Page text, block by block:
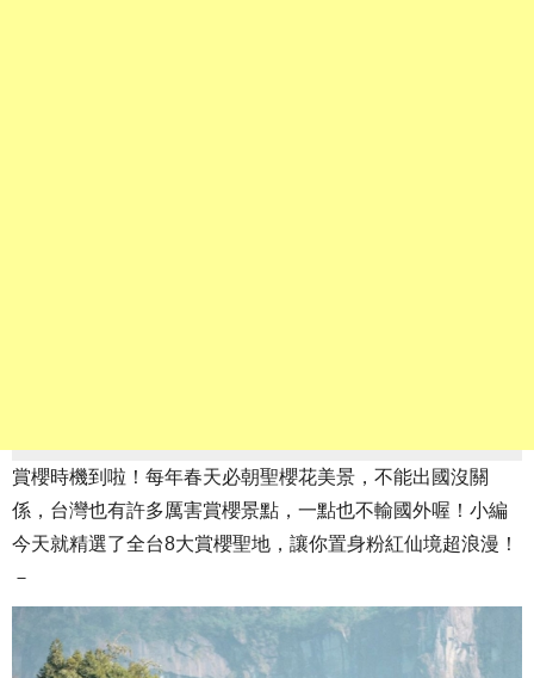
賞櫻時機到啦！每年春天必朝聖櫻花美景，不能出國沒關
係，台灣也有許多厲害賞櫻景點，一點也不輸國外喔！小編
今天就精選了全台8大賞櫻聖地，讓你置身粉紅仙境超浪漫！
－